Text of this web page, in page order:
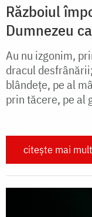
Războiul
Dumnezeu
Au nu izgonim,
dracul
blândețe, pe al
prin tăcere, pe al
citește mai mult